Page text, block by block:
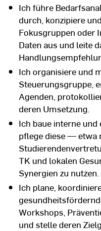
Ich führe
durch, konzipiere
Fokusgruppen oder
Daten aus und leite
Ich organisiere und
Steuerungsgruppe,
Agenden,
deren Umsetzung.
Ich baue interne
pflege diese — etwa
TK und lokalen
Synergien zu nutzen.
Ich plane,
Workshops,
und stelle deren